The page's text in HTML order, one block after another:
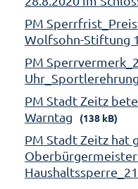
PM
Wolfsohn-Stiftung
PM
PM Stadt Zeitz
Warntag
(138 kB)
PM Stadt Zeitz hat